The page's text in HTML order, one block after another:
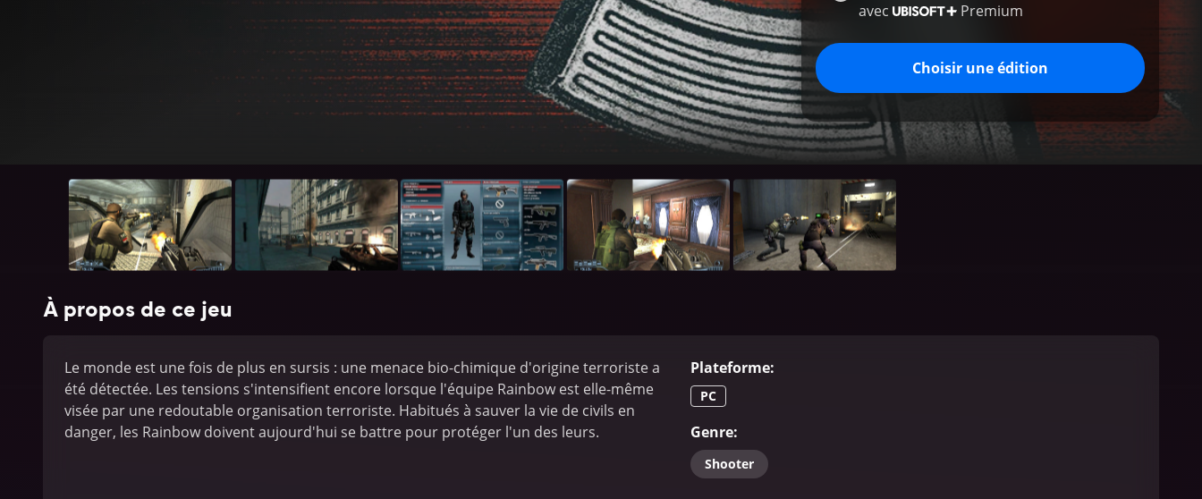
avec
Premium
Choisir une édition
À propos de ce jeu
Le monde est une fois de plus en sursis : une menace bio-chimique d'origine terroriste a
été détectée. Les tensions s'intensifient encore lorsque l'équipe Rainbow est elle-même
visée par une redoutable organisation terroriste. Habitués à sauver la vie de civils en
danger, les Rainbow doivent aujourd'hui se battre pour protéger l'un des leurs.
Plateforme:
PC
Genre:
Shooter